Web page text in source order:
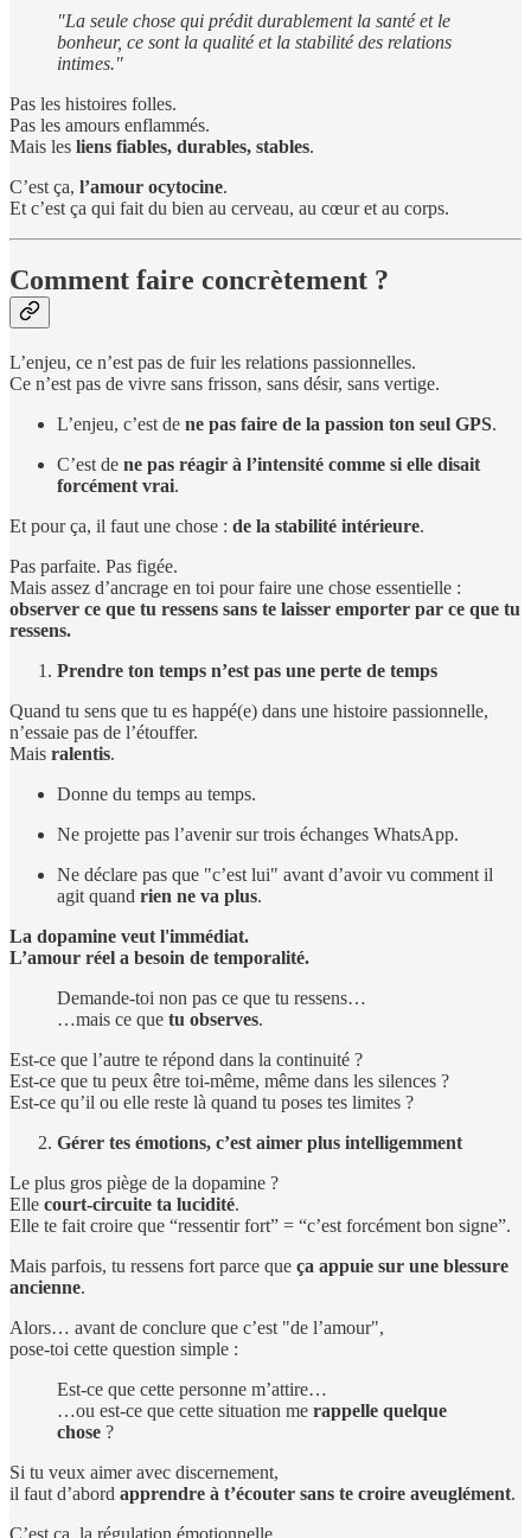
"La seule chose qui prédit durablement la santé et le
bonheur, ce sont la qualité et la stabilité des relations
intimes."
Pas les histoires folles.
Pas les amours enflammés.
Mais les liens fiables, durables, stables.
C’est ça, l’amour ocytocine.
Et c’est ça qui fait du bien au cerveau, au cœur et au corps.
Comment faire concrètement ?
L’enjeu, ce n’est pas de fuir les relations passionnelles.
Ce n’est pas de vivre sans frisson, sans désir, sans vertige.
L’enjeu, c’est de ne pas faire de la passion ton seul GPS.
C’est de ne pas réagir à l’intensité comme si elle disait
forcément vrai.
Et pour ça, il faut une chose : de la stabilité intérieure.
Pas parfaite. Pas figée.
Mais assez d’ancrage en toi pour faire une chose essentielle :
observer ce que tu ressens sans te laisser emporter par ce que tu
ressens.
Prendre ton temps n’est pas une perte de temps
Quand tu sens que tu es happé(e) dans une histoire passionnelle,
n’essaie pas de l’étouffer.
Mais ralentis.
Donne du temps au temps.
Ne projette pas l’avenir sur trois échanges WhatsApp.
Ne déclare pas que "c’est lui" avant d’avoir vu comment il
agit quand rien ne va plus.
La dopamine veut l'immédiat.
L’amour réel a besoin de temporalité.
Demande-toi non pas ce que tu ressens…
…mais ce que tu observes.
Est-ce que l’autre te répond dans la continuité ?
Est-ce que tu peux être toi-même, même dans les silences ?
Est-ce qu’il ou elle reste là quand tu poses tes limites ?
Gérer tes émotions, c’est aimer plus intelligemment
Le plus gros piège de la dopamine ?
Elle court-circuite ta lucidité.
Elle te fait croire que “ressentir fort” = “c’est forcément bon signe”.
Mais parfois, tu ressens fort parce que ça appuie sur une blessure
ancienne.
Alors… avant de conclure que c’est "de l’amour",
pose-toi cette question simple :
Est-ce que cette personne m’attire…
…ou est-ce que cette situation me rappelle quelque
chose ?
Si tu veux aimer avec discernement,
il faut d’abord apprendre à t’écouter sans te croire aveuglément.